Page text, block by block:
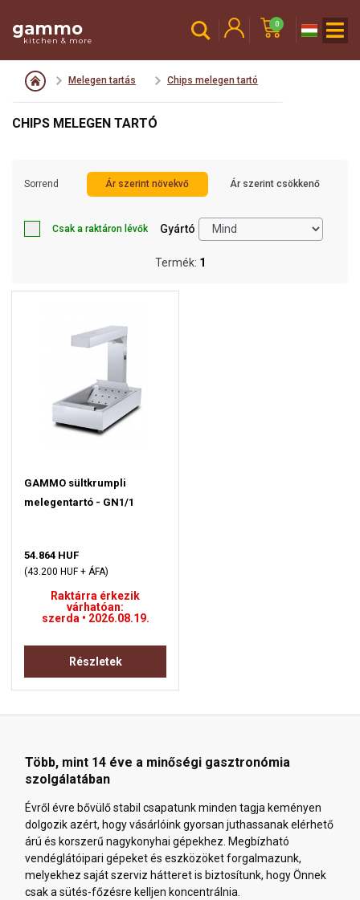
gammo
kitchen & more
0
Melegen tartás Chips melegen tartó
CHIPS MELEGEN TARTÓ
Sorrend Ár szerint növekvő Ár szerint csökkenő
Csak a raktáron lévők Gyártó
Termék: 1
GAMMO sültkrumpli
melegentartó - GN1/1
54.864 HUF
(43.200 HUF + ÁFA)
Raktárra érkezik
várhatóan:
szerda • 2026.08.19.
Részletek
Több, mint 14 éve a minőségi gasztronómia
szolgálatában
Évről évre bővülő stabil csapatunk minden tagja keményen
dolgozik azért, hogy vásárlóink gyorsan juthassanak elérhető
árú és korszerű nagykonyhai gépekhez. Megbízható
vendéglátóipari gépeket és eszközöket forgalmazunk,
melyekhez saját szerviz hátteret is biztosítunk, hogy Önnek
csak a sütés-főzésre kelljen koncentrálnia.